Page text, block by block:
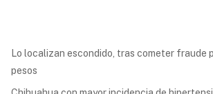
Lo localizan escondido, tras cometer fraude
pesos